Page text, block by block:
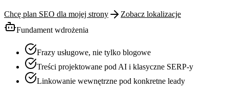
Chcę plan SEO dla mojej strony
Zobacz lokalizacje
Fundament wdrożenia
Frazy usługowe, nie tylko blogowe
Treści projektowane pod AI i klasyczne SERP-y
Linkowanie wewnętrzne pod konkretne leady